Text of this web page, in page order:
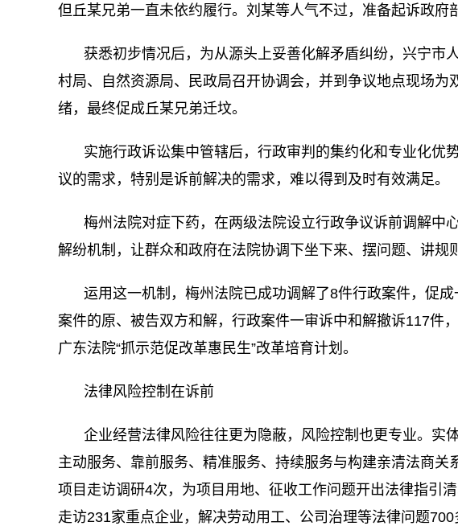
但丘某兄弟一直未依约履行。刘某等人气不过，准备起诉政府
获悉初步情况后，为从源头上妥善化解矛盾纠纷，兴宁市
村局、自然资源局、民政局召开协调会，并到争议地点现场为
绪，最终促成丘某兄弟迁坟。
实施行政诉讼集中管辖后，行政审判的集约化和专业化优
议的需求，特别是诉前解决的需求，难以得到及时有效满足。
梅州法院对症下药，在两级法院设立行政争议诉前调解中
解纷机制，让群众和政府在法院协调下坐下来、摆问题、讲规
运用这一机制，梅州法院已成功调解了8件行政案件，促
案件的原、被告双方和解，行政案件一审诉中和解撤诉117件
广东法院“抓示范促改革惠民生”改革培育计划。
法律风险控制在诉前
企业经营法律风险往往更为隐蔽，风险控制也更专业。实
主动服务、靠前服务、精准服务、持续服务与构建亲清法商关
项目走访调研4次，为项目用地、征收工作问题开出法律指引清
走访231家重点企业，解决劳动用工、公司治理等法律问题